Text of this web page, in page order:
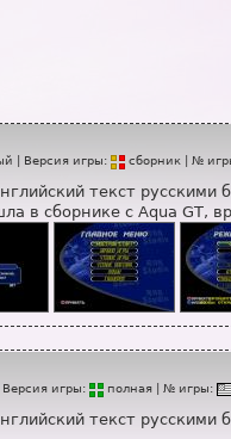
| Версия игры: сборник | №
текст
в сборнике с Aqua GT,
| Версия игры: полная | № игры:
текст